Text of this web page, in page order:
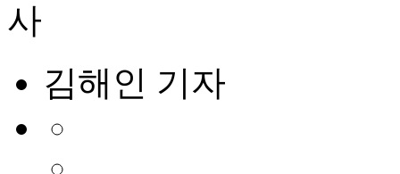
사
김해인 기자